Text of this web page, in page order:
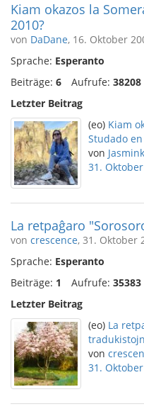
Kiam okazos la
2010?
von DaDane, 16. Oktober
Sprache: Esperanto
Beiträge: 6 Aufrufe: 38208
Letzter Beitrag
(eo) Kiam
Studado en
von
31.
La retpaĝaro
von crescence, 31. Oktober
Sprache: Esperanto
Beiträge: 1 Aufrufe: 35383
Letzter Beitrag
(eo) La
tradukistojn
von
31.